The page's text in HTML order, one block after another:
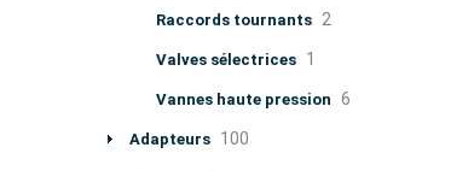
Raccords tournants 2
Valves sélectrices 1
Vannes haute pression 6
Adapteurs 100